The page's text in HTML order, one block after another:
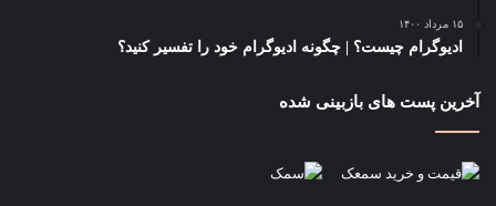
۱۵ مرداد ۱۴۰۰
ادیوگرام چیست؟ | چگونه ادیوگرام خود را تفسیر کنید؟
آخرین پست های بازبینی شده